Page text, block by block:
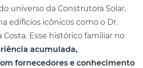
universo da Construtora Solar,
edifícios icônicos como o Dr.
Costa. Esse histórico familiar no
acumulada,
fornecedores e conhecimento